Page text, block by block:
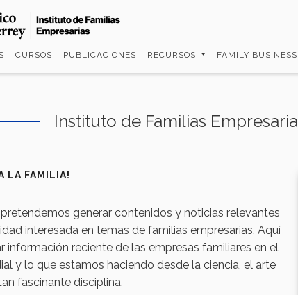
CURSOS PUBLICACIONES RECURSOS FAMILY
Instituto de Familias
LA FAMILIA!
generar contenidos y noticias relevantes
interesada en temas de familias empresarias. Aquí
información reciente de las empresas familiares en el
y lo que estamos haciendo desde la ciencia, el arte
fascinante disciplina.